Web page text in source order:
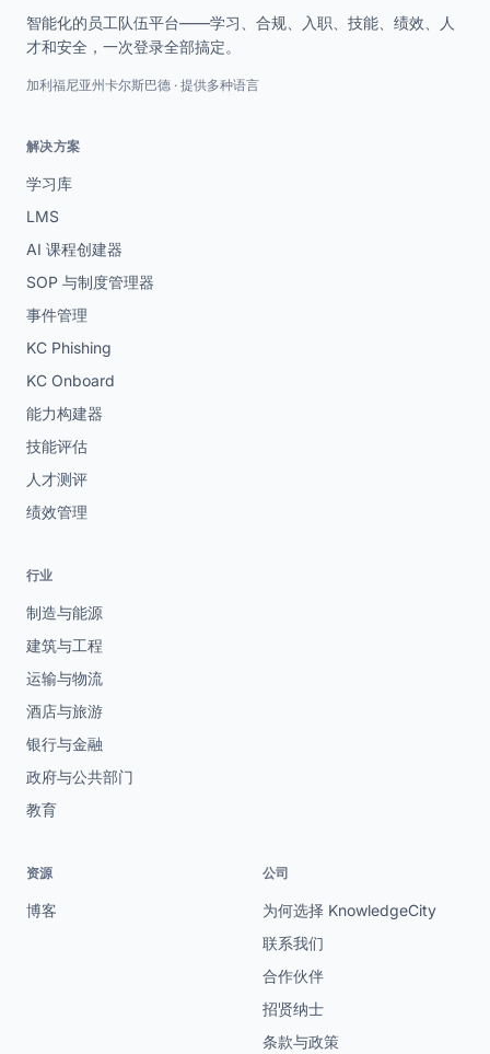
智能化的员工队伍平台——学习、合规、入职、技能、绩效、人
才和安全，一次登录全部搞定。
加利福尼亚州卡尔斯巴德 · 提供多种语言
解决方案
学习库
LMS
AI 课程创建器
SOP 与制度管理器
事件管理
KC Phishing
KC Onboard
能力构建器
技能评估
人才测评
绩效管理
行业
制造与能源
建筑与工程
运输与物流
酒店与旅游
银行与金融
政府与公共部门
教育
资源
博客
公司
为何选择 KnowledgeCity
联系我们
合作伙伴
招贤纳士
条款与政策